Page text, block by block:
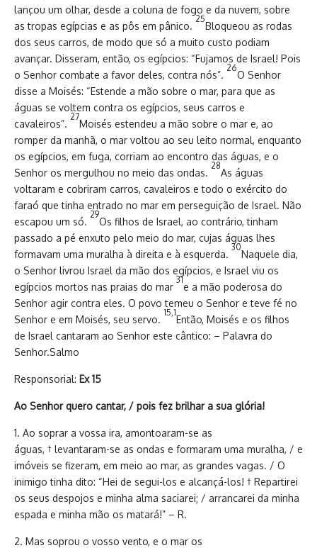
lançou um olhar, desde a coluna de fogo e da nuvem, sobre
as tropas egípcias e as pôs em pânico.
25
Bloqueou as rodas
dos seus carros, de modo que só a muito custo podiam
avançar. Disseram, então, os egípcios: “Fujamos de Israel! Pois
o Senhor combate a favor deles, contra nós”.
26
O Senhor
disse a Moisés: “Estende a mão sobre o mar, para que as
águas se voltem contra os egípcios, seus carros e
cavaleiros”.
27
Moisés estendeu a mão sobre o mar e, ao
romper da manhã, o mar voltou ao seu leito normal, enquanto
os egípcios, em fuga, corriam ao encontro das águas, e o
Senhor os mergulhou no meio das ondas.
28
As águas
voltaram e cobriram carros, cavaleiros e todo o exército do
faraó que tinha entrado no mar em perseguição de Israel. Não
escapou um só.
29
Os filhos de Israel, ao contrário, tinham
passado a pé enxuto pelo meio do mar, cujas águas lhes
formavam uma muralha à direita e à esquerda.
30
Naquele dia,
o Senhor livrou Israel da mão dos egípcios, e Israel viu os
egípcios mortos nas praias do mar
31
e a mão poderosa do
Senhor agir contra eles. O povo temeu o Senhor e teve fé no
Senhor e em Moisés, seu servo.
15,1
Então, Moisés e os filhos
de Israel cantaram ao Senhor este cântico: – Palavra do
Senhor.Salmo
Responsorial: Ex 15
Ao Senhor quero cantar, / pois fez brilhar a sua glória!
1. Ao soprar a vossa ira, amontoaram-se as
águas, † levantaram-se as ondas e formaram uma muralha, / e
imóveis se fizeram, em meio ao mar, as grandes vagas. / O
inimigo tinha dito: “Hei de segui-los e alcançá-los! † Repartirei
os seus despojos e minha alma saciarei; / arrancarei da minha
espada e minha mão os matará!” – R.
2. Mas soprou o vosso vento, e o mar os